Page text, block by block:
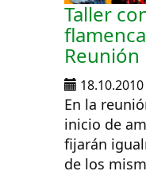
Taller
18.10.2010
En la
inicio de
fijarán
de los